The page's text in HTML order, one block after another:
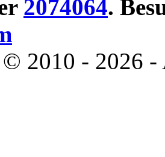
2074064.
2010 - 2026 -